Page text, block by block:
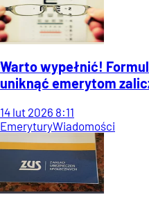
Warto wypełnić!
uniknąć emerytom
14 lut 2026 8:11
EmeryturyWiadomości